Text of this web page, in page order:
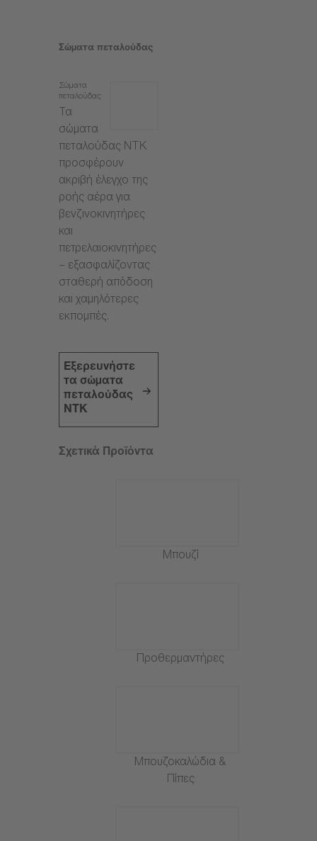
Σώματα πεταλούδας
Σώματα
πεταλούδας
Τα
σώματα
πεταλούδας NTK
προσφέρουν
ακριβή έλεγχο της
ροής αέρα για
βενζινοκινητήρες
και
πετρελαιοκινητήρες
– εξασφαλίζοντας
σταθερή απόδοση
και χαμηλότερες
εκπομπές.
Εξερευνήστε
τα σώματα
πεταλούδας
NTK
Σχετικά Προϊόντα
Μπουζί
Προθερμαντήρες
Μπουζοκαλώδια &
Πίπες